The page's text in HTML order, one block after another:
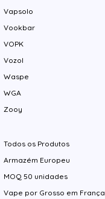
Vapsolo
Vookbar
VOPK
Vozol
Waspe
WGA
Zooy
Todos os Produtos
Armazém Europeu
MOQ 50 unidades
Vape por Grosso em França